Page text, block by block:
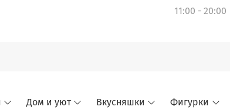
11:00 - 20:00
Дом и уют Вкусняшки Фигурки